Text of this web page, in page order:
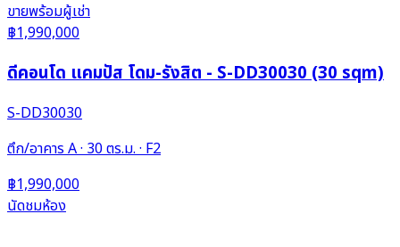
ขายพร้อมผู้เช่า
฿1,990,000
ดีคอนโด แคมปัส โดม-รังสิต - S-DD30030 (30 sqm)
S-DD30030
ตึก/อาคาร A · 30 ตร.ม. · F2
฿1,990,000
นัดชมห้อง